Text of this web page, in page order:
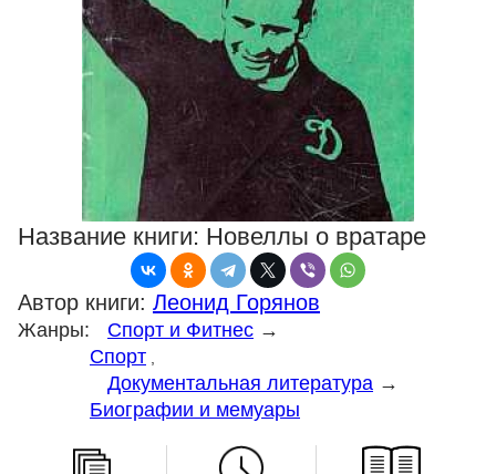
Название книги: Новеллы о вратаре
Автор книги: Леонид Горянов
Жанры: Спорт и Фитнес →
Спорт
Документальная литература →
Биографии и мемуары